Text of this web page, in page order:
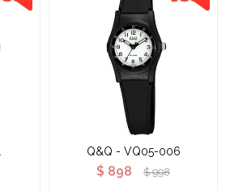
Q&Q - VQ05-006
$ 898 $ 998